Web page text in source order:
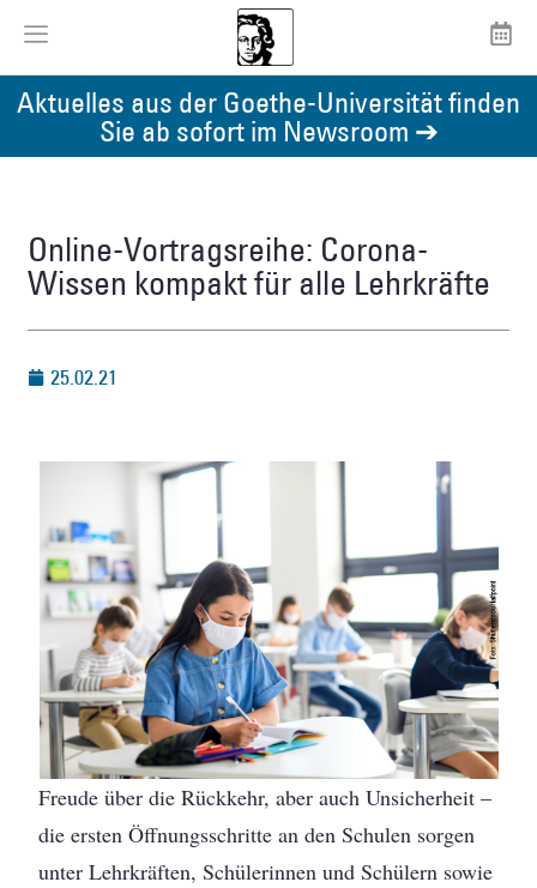
Aktuelles aus der Goethe-Universität finden
Sie ab sofort im Newsroom ➔
Online-Vortragsreihe: Corona-
Wissen kompakt für alle Lehrkräfte
25.02.21
Freude über die Rückkehr, aber auch Unsicherheit –
die ersten Öffnungsschritte an den Schulen sorgen
unter Lehrkräften, Schülerinnen und Schülern sowie